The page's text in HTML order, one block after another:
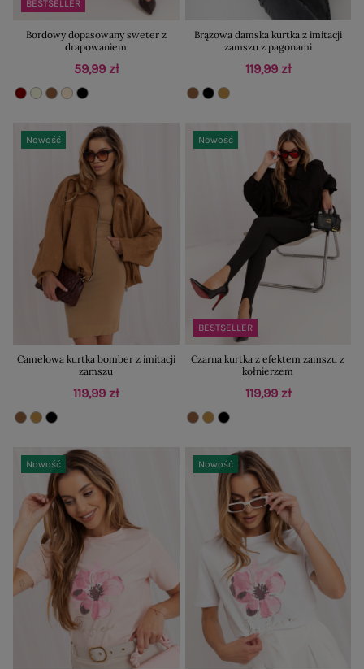
BESTSELLER
Bordowy dopasowany sweter z
drapowaniem
59,99 zł
Brązowa damska kurtka z imitacji
zamszu z pagonami
119,99 zł
Nowość
Camelowa kurtka bomber z imitacji
zamszu
119,99 zł
BESTSELLER
Nowość
Czarna kurtka z efektem zamszu z
kołnierzem
119,99 zł
Nowość Nowość